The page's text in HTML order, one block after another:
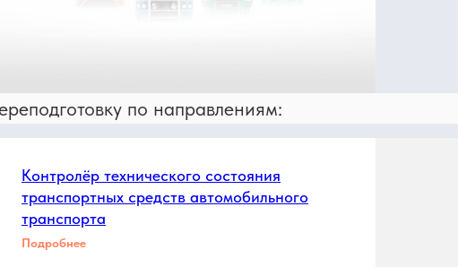
по направлениям:
Контролёр технического состояния
транспортных средств автомобильного
транспорта
Подробнее